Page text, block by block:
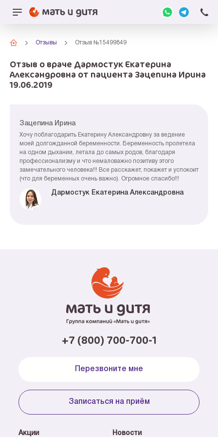
Отзывы Отзыв №15499849
Отзыв о враче Дармостук Екатерина
Александровна от пациента Зацепина Ирина
19.06.2019
Зацепина Ирина
Хочу поблагодарить Екатерину Александровну за ведение
моей долгожданной беременности. Беременность пролетела
на одном дыхании, летала до самых родов, благодаря
профессионализму и что немаловажно позитиву этого
замечательного человека!!! Все расскажет, покажет и успокоит
(что для беременных очень важно). Огромное спасибо!!!
Дармостук Екатерина Александровна
Акции Новости
+7 (800) 700-700-1
Перезвоните мне
Записаться на приём